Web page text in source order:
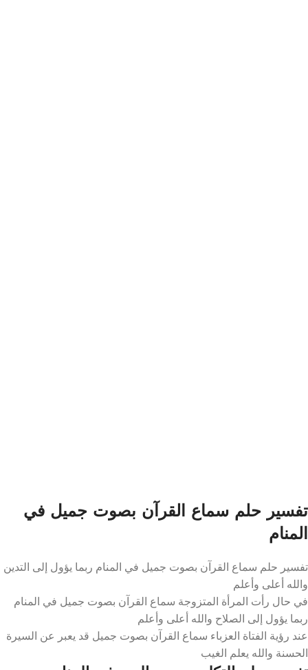
تفسير حلم سماع القرآن بصوت جميل في
المنام
تفسير حلم سماع القرآن بصوت جميل في المنام ربما يؤول إلى التدين
والله أعلى وأعلم
في حال رأت المرأة المتزوجة سماع القرآن بصوت جميل في المنام
ربما يؤول إلى الصلاح والله أعلى وأعلم
عند رؤية الفتاة العزباء سماع القرآن بصوت جميل قد يعبر عن السيرة
الحسنة والله يعلم الغيب